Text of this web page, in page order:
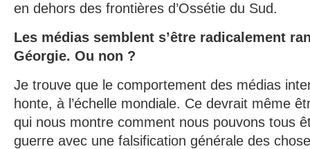
en dehors des frontières d’Ossétie du Sud.
Les médias semblent s’être radicalement
Géorgie. Ou non ?
Je trouve que le comportement des médias
honte, à l’échelle mondiale. Ce devrait même
qui nous montre comment nous pouvons tous
guerre avec une falsification générale des